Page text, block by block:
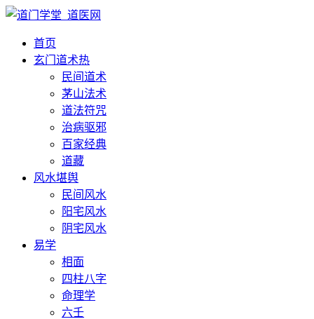
首页
玄门道术热
民间道术
茅山法术
道法符咒
治病驱邪
百家经典
道藏
风水堪舆
民间风水
阳宅风水
阴宅风水
易学
相面
四柱八字
命理学
六壬